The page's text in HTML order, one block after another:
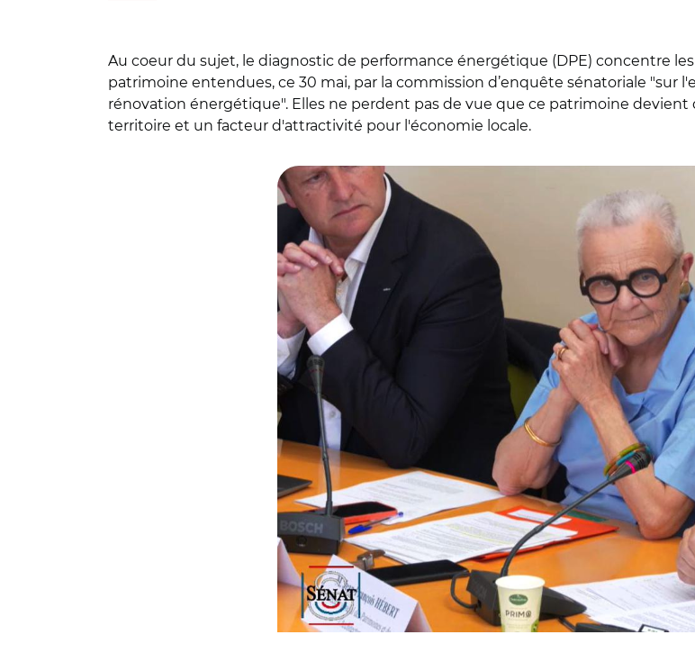
Au coeur du sujet, le diagnostic de performance énergétique (DPE) concentre
patrimoine entendues, ce 30 mai, par la commission d’enquête sénatoriale "sur
rénovation énergétique". Elles ne perdent pas de vue que ce patrimoine
territoire et un facteur d'attractivité pour l'économie locale.